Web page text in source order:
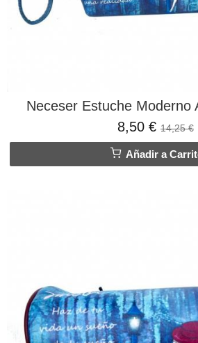
Neceser Estuche Moderno
8,50 € 14,25 €
Añadir a